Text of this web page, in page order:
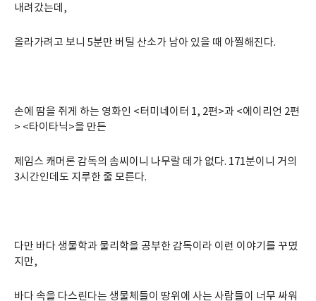
내려갔는데,
올라가려고 보니 5분만 버틸 산소가 남아 있을 때 아찔해진다.
손에 땀을 쥐게 하는 영화인 <터미네이터 1, 2편>과 <에이리언 2편
> <타이타닉>을 만든
제임스 캐머론 감독의 솜씨이니 나무랄 데가 없다. 171분이니 거의
3시간인데도 지루한 줄 모른다.
다만 바다 생물학과 물리학을 공부한 감독이라 이런 이야기를 꾸몄
지만,
바다 속을 다스린다는 생물체들이 땅위에 사는 사람들이 너무 싸워